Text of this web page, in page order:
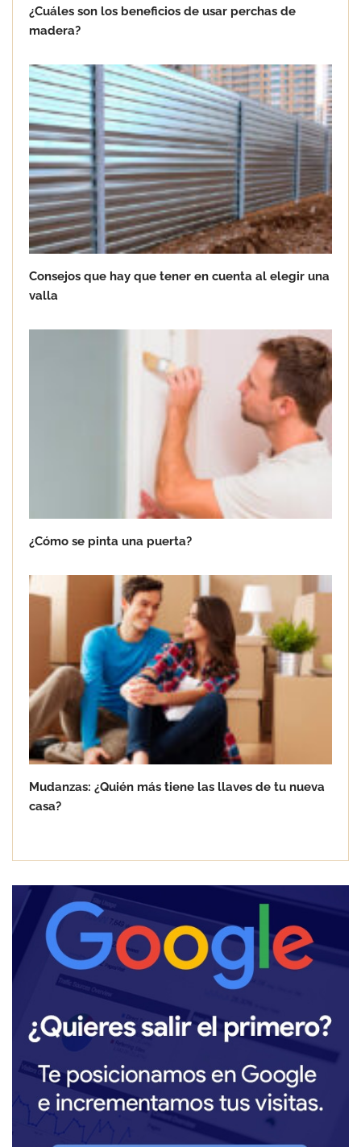
¿Cuáles son los beneficios de usar perchas de
madera?
Consejos que hay que tener en cuenta al elegir una
valla
¿Cómo se pinta una puerta?
Mudanzas: ¿Quién más tiene las llaves de tu nueva
casa?